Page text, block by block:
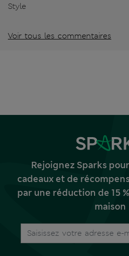
Style
Voir tous les commentaires
Rejoignez Sparks
cadeaux et de
par une réduction de 15
maison